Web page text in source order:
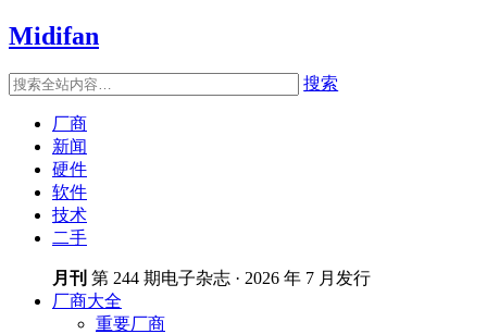
Midifan
搜索
厂商
新闻
硬件
软件
技术
二手
月刊 第 244 期电子杂志 · 2026 年 7 月发行
厂商大全
重要厂商